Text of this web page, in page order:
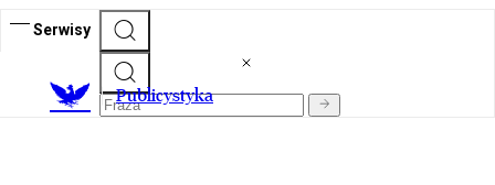
Serwisy
Publicystyka